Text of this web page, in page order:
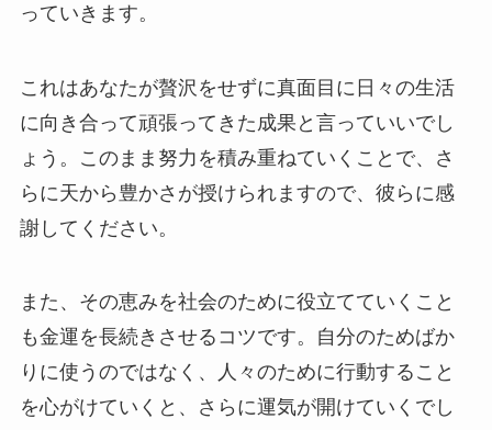
っていきます。
これはあなたが贅沢をせずに真面目に日々の生活
に向き合って頑張ってきた成果と言っていいでし
ょう。このまま努力を積み重ねていくことで、さ
らに天から豊かさが授けられますので、彼らに感
謝してください。
また、その恵みを社会のために役立てていくこと
も金運を長続きさせるコツです。自分のためばか
りに使うのではなく、人々のために行動すること
を心がけていくと、さらに運気が開けていくでし